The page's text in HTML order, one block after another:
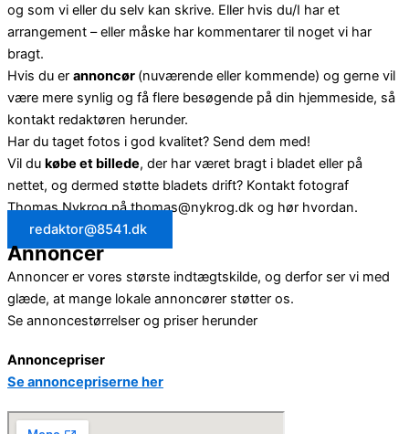
og som vi eller du selv kan skrive. Eller hvis du/I har et
arrangement – eller måske har kommentarer til noget vi har
bragt.
Hvis du er annoncør (nuværende eller kommende) og gerne vil
være mere synlig og få flere besøgende på din hjemmeside, så
kontakt redaktøren herunder.
Har du taget fotos i god kvalitet? Send dem med!
Vil du købe et billede, der har været bragt i bladet eller på
nettet, og dermed støtte bladets drift? Kontakt fotograf
Thomas Nykrog på thomas@nykrog.dk og hør hvordan.
redaktor@8541.dk
Annoncer
Annoncer er vores største indtægtskilde, og derfor ser vi med
glæde, at mange lokale annoncører støtter os.
Se annoncestørrelser og priser herunder
Annoncepriser
Se annoncepriserne her